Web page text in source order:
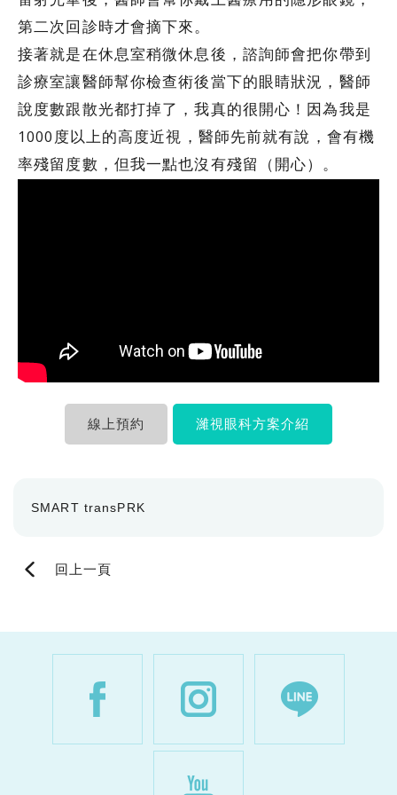
第二次回診時才會摘下來。
接著就是在休息室稍微休息後，諮詢師會把你帶到
診療室讓醫師幫你檢查術後當下的眼睛狀況，醫師
說度數跟散光都打掉了，我真的很開心！因為我是
1000度以上的高度近視，醫師先前就有說，會有機
率殘留度數，但我一點也沒有殘留（開心）。
線上預約 濰視眼科方案介紹
SMART transPRK
回上一頁